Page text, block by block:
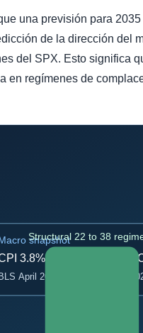
una previsión para
de la dirección del
del SPX. Esto significa
en regímenes de